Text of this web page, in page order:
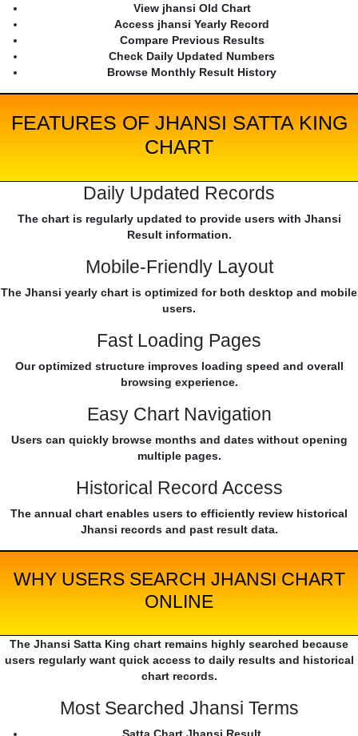
View jhansi Old Chart
Access jhansi Yearly Record
Compare Previous Results
Check Daily Updated Numbers
Browse Monthly Result History
FEATURES OF JHANSI SATTA KING
CHART
Daily Updated Records
The chart is regularly updated to provide users with Jhansi
Result information.
Mobile-Friendly Layout
The Jhansi yearly chart is optimized for both desktop and mobile
users.
Fast Loading Pages
Our optimized structure improves loading speed and overall
browsing experience.
Easy Chart Navigation
Users can quickly browse months and dates without opening
multiple pages.
Historical Record Access
The annual chart enables users to efficiently review historical
Jhansi records and past result data.
WHY USERS SEARCH JHANSI CHART
ONLINE
The Jhansi Satta King chart remains highly searched because
users regularly want quick access to daily results and historical
chart records.
Most Searched Jhansi Terms